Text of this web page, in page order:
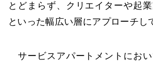
とどまらず、クリエイターや起
といった幅広い層にアプローチし
サービスアパートメントにお